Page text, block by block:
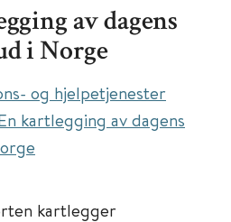
av dagens
i Norge
og hjelpetjenester
kartlegging av dagens
kartlegger